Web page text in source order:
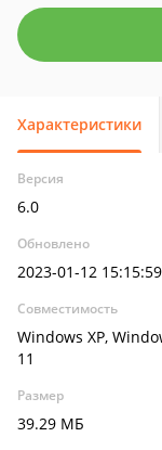
Характеристики
Версия
6.0
Обновлено
2023-01-12 15:15:59
Совместимость
Windows XP,
11
Размер
39.29 МБ